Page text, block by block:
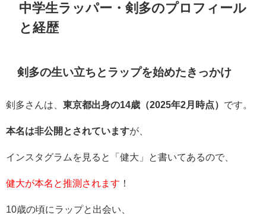
中学生ラッパー・剣多のプロフィール
と経歴
剣多の生い立ちとラップを始めたきっかけ
剣多さんは、 東京都出身の14歳（2025年2月時点） です。
本名は非公開とされていますが、
インスタグラムを見ると「健大」と書いてあるので、
健大が本名と推測されます ！
10歳の頃にラップと出会い、